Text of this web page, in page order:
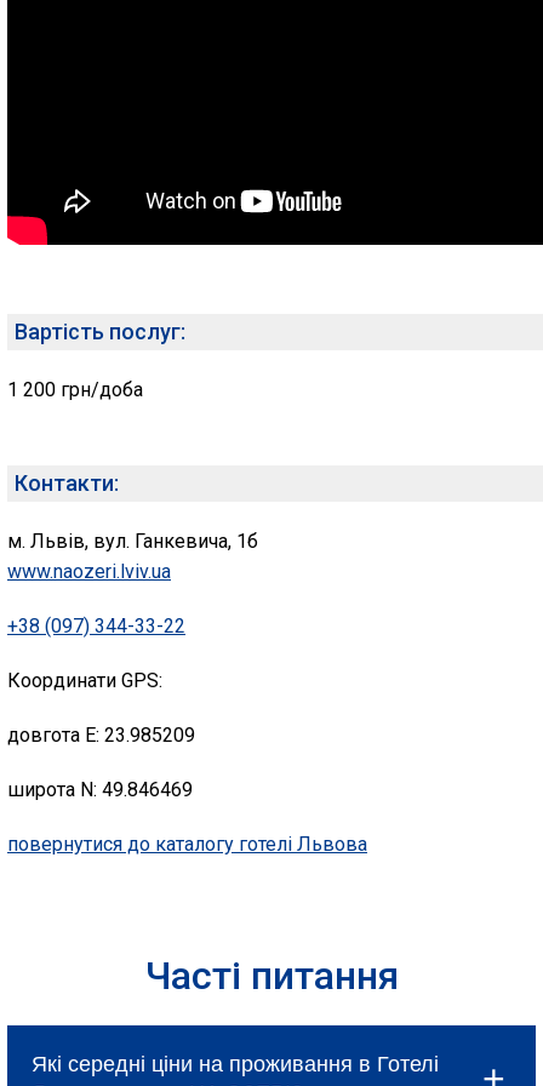
Вартість послуг:
1 200 грн/доба
Контакти:
м. Львів, вул. Ганкевича, 1б
www.naozeri.lviv.ua
+38 (097) 344-33-22
Координати GPS:
довгота E: 23.985209
широта N: 49.846469
повернутися до каталогу готелі Львова
Часті питання
Які середні ціни на проживання в Готелі